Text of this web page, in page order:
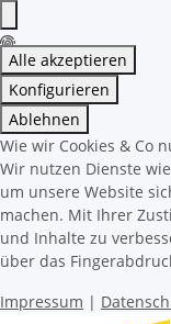
Alle akzeptieren
Konfigurieren
Ablehnen
Wie wir Cookies & Co
Wir nutzen Dienste
um unsere Website
machen. Mit Ihrer
und Inhalte zu
über das
Impressum |